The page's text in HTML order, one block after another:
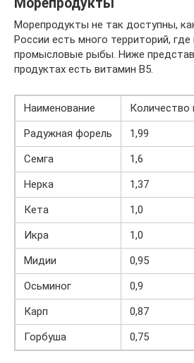
Морепродукты
Морепродукты не так доступны,
России есть много территорий, где
промысловые рыбы. Ниже
продуктах есть витамин В5.
Наименование
Количество
Радужная форель
1,99
Семга
1,6
Нерка
1,37
Кета
1,0
Икра
1,0
Мидии
0,95
Осьминог
0,9
Карп
0,87
Горбуша
0,75